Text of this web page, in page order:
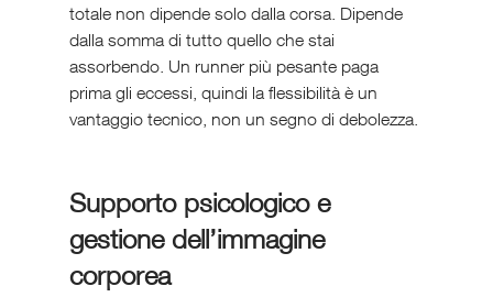
totale non dipende solo dalla corsa. Dipende
dalla somma di tutto quello che stai
assorbendo. Un runner più pesante paga
prima gli eccessi, quindi la flessibilità è un
vantaggio tecnico, non un segno di debolezza.
Supporto psicologico e
gestione dell’immagine
corporea